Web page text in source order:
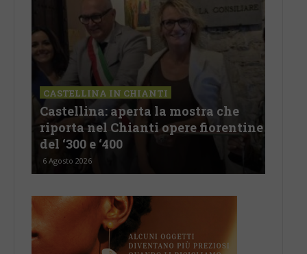
CASTELLINA IN CHIANTI
Castellina: aperta la mostra che
riporta nel Chianti opere fiorentine
del ‘300 e ‘400
6 Agosto 2026